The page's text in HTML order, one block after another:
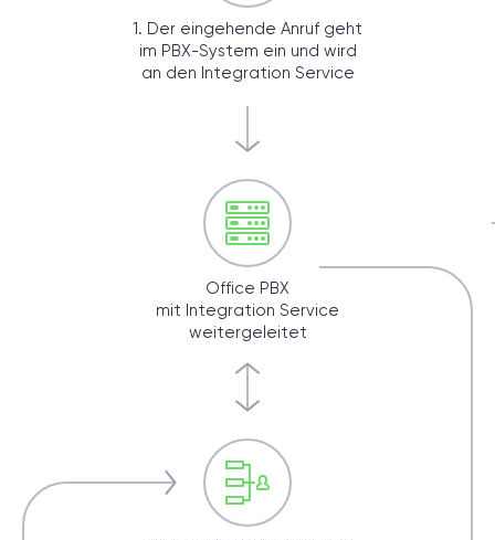
1. Der eingehende Anruf geht
im PBX-System ein und wird
an den Integration Service
Office PBX
mit Integration Service
weitergeleitet